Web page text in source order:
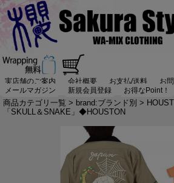
実店舗のご案内 会社概要 お支払/送料
お
メールマガジン
新規会員登録 お得なPoint！
商品カテゴリ一覧 > brand:ブランド別 >
「SKULL＆SNAKE」◆HOUSTON